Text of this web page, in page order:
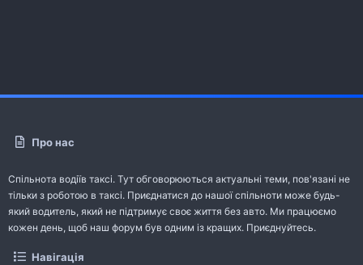
Про нас
Спільнота водіїв таксі. Тут обговорюються актуальні теми, пов'язані не
тільки з роботою в таксі. Приєднатися до нашої спільноти може будь-
який водитель, який не підтримує своє життя без авто. Ми працюємо
кожен день, щоб наш форум був одним із кращих. Приєднуйтесь.
Навігація